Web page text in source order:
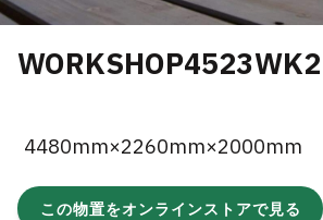
WORKSHOP4523WK2
4480mm×2260mm×2000mm
この物置をオンラインストアで見る